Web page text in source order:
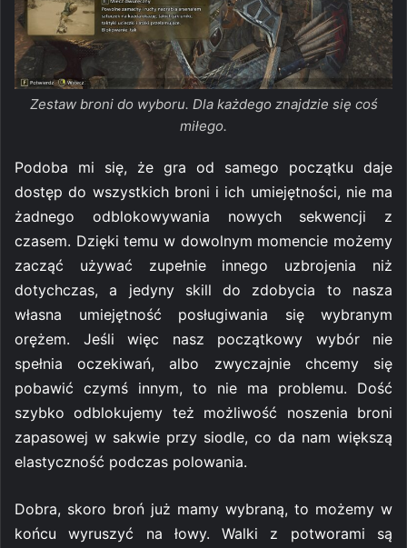
Zestaw broni do wyboru. Dla każdego znajdzie się coś
miłego.
Podoba mi się, że gra od samego początku daje
dostęp do wszystkich broni i ich umiejętności, nie ma
żadnego odblokowywania nowych sekwencji z
czasem. Dzięki temu w dowolnym momencie możemy
zacząć używać zupełnie innego uzbrojenia niż
dotychczas, a jedyny skill do zdobycia to nasza
własna umiejętność posługiwania się wybranym
orężem. Jeśli więc nasz początkowy wybór nie
spełnia oczekiwań, albo zwyczajnie chcemy się
pobawić czymś innym, to nie ma problemu. Dość
szybko odblokujemy też możliwość noszenia broni
zapasowej w sakwie przy siodle, co da nam większą
elastyczność podczas polowania.
Dobra, skoro broń już mamy wybraną, to możemy w
końcu wyruszyć na łowy. Walki z potworami są